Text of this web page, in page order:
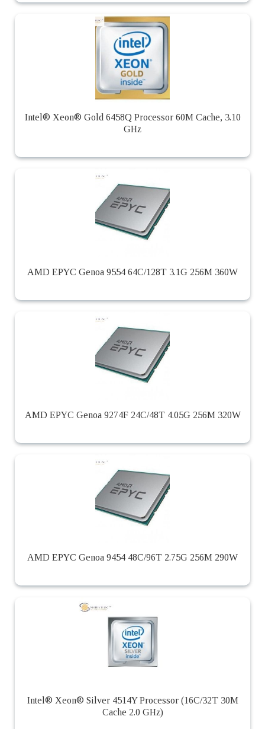
Intel® Xeon® Gold 6458Q Processor 60M Cache, 3.10
GHz
AMD EPYC Genoa 9554 64C/128T 3.1G 256M 360W
AMD EPYC Genoa 9274F 24C/48T 4.05G 256M 320W
AMD EPYC Genoa 9454 48C/96T 2.75G 256M 290W
Intel® Xeon® Silver 4514Y Processor (16C/32T 30M
Cache 2.0 GHz)